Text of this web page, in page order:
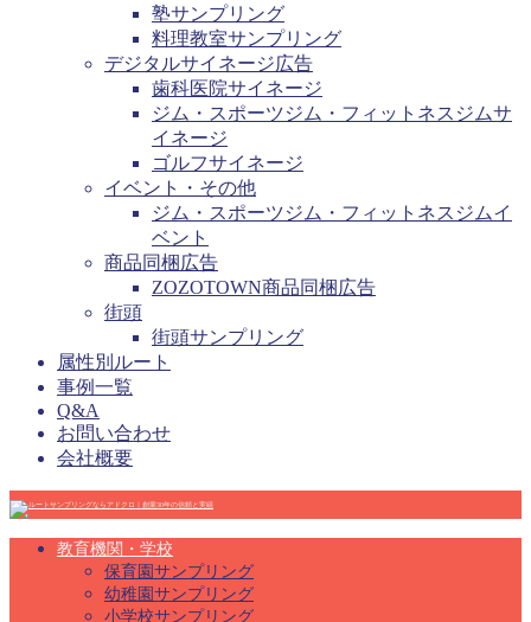
塾サンプリング
料理教室サンプリング
デジタルサイネージ広告
歯科医院サイネージ
ジム・スポーツジム・フィットネスジムサ
イネージ
ゴルフサイネージ
イベント・その他
ジム・スポーツジム・フィットネスジムイ
ベント
商品同梱広告
ZOZOTOWN商品同梱広告
街頭
街頭サンプリング
属性別ルート
事例一覧
Q&A
お問い合わせ
会社概要
教育機関・学校
保育園サンプリング
幼稚園サンプリング
小学校サンプリング